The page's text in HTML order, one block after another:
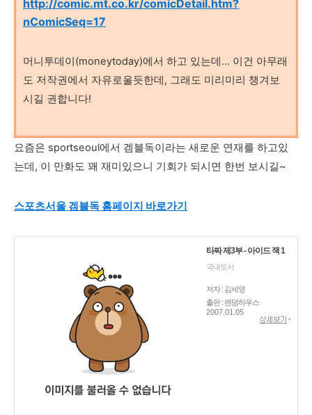
http://comic.mt.co.kr/comicDetail.htm?
nComicSeq=17
머니투데이(moneytoday)에서 하고 있는데... 이건 아무래
도 저작권에서 자유로울듯한데, 그래도 미리미리 챙겨보
시길 권합니다!
요즘은 sportseoul에서 겜블독이라는 새로운 연재를 하고있
는데, 이 만화도 꽤 재미있으니 기회가 되시면 한번 보시길~
스포츠서울 겜블독 홈페이지 바로가기
타짜 제3부 - 아이드 잭 1
국내도서
저자 : 김세영
출판 : 랜덤하우스
2007.01.05